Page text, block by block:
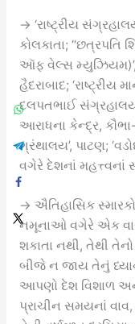
→ ‘રાષ્ટ્રીય
કોલકાતા; “છત્રપતિ
ઑફ વેલ્સ
હૈદરાબાદ; ‘રાષ્ટ્રીય
દલપતભાઈ
આરાધના કેન્દ્ર,
ગ્રંથાલય’, પાટણ;
વગેરે દેશનાં મહત્ત્વનાં
→ ઐતિહાસિક
નમૂનાઓ વગેરે એક વાર
શકાતા નથી, તેથી
બીજે ન જાય તેનું
આપણો દેશ વિશાળ
પ્રાચીન સમયનાં